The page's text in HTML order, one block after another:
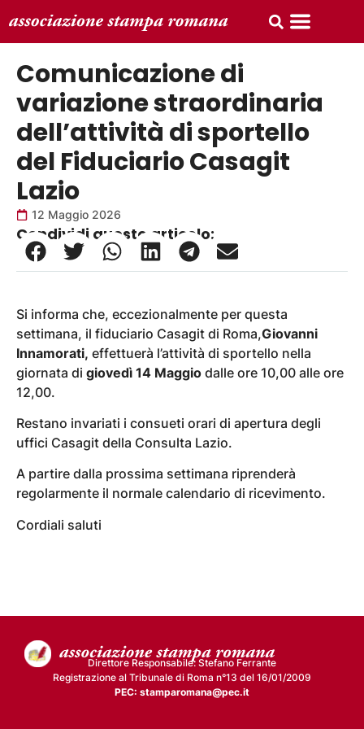
Comunicazione di
variazione straordinaria
dell’attività di sportello
del Fiduciario Casagit
Lazio
12 Maggio 2026
Condividi questo articolo:
Si informa che, eccezionalmente per questa
settimana, il fiduciario Casagit di Roma,Giovanni
Innamorati, effettuerà l’attività di sportello nella
giornata di giovedì 14 Maggio dalle ore 10,00 alle ore
12,00.
Restano invariati i consueti orari di apertura degli
uffici Casagit della Consulta Lazio.
A partire dalla prossima settimana riprenderà
regolarmente il normale calendario di ricevimento.
Cordiali saluti
Direttore Responsabile: Stefano Ferrante
Registrazione al Tribunale di Roma n°13 del 16/01/2009
PEC: stamparomana@pec.it